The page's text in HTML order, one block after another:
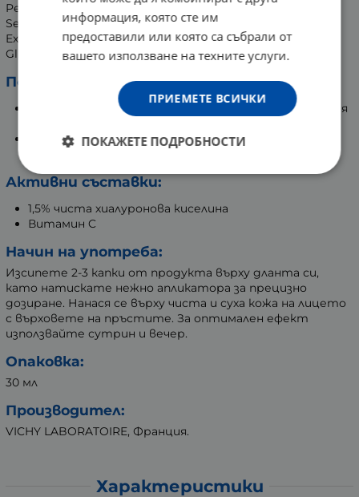
Peg-60 Hydrogenated, Sodium Hyaluronate, Secale Cereale
Seed Extract, Castor Oil, Calcium Pantothenate, Rye Seed
Extract, Benzylamide Diacetate, Phenoxyethanol, Ascorbic
Glucoside, Clorphenesin, Pentylene Glycol, Disodium EDTA.
Полезни действия:
Мигновено изпълва кожата на лицето и околоочния
Бръчките и фините линии са по-малко видими при
Активни съставки:
1,5% чиста хиалуронова киселина
Витамин C
Начин на употреба:
Изсипете 2-3 капки от продукта върху дланта си,
като натискате нежно апликатора за прецизно
дозиране. Нанася се върху чиста и суха кожа на лицето
с върховете на пръстите. За оптимален ефект
използвайте сутрин и вечер.
Опаковка:
30 мл
Производител:
VICHY LABORATOIRE, Франция.
Характеристики
информация, която сте им
предоставили или която са събрали от
вашето използване на техните услуги.
ПРИЕМЕТЕ ВСИЧКИ
ПОКАЖЕТЕ ПОДРОБНОСТИ